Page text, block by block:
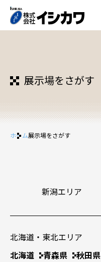
展示場をさがす
ホーム展示場をさがす
新潟エリア
北海道・東北エリア
北海道
青森県 秋田県